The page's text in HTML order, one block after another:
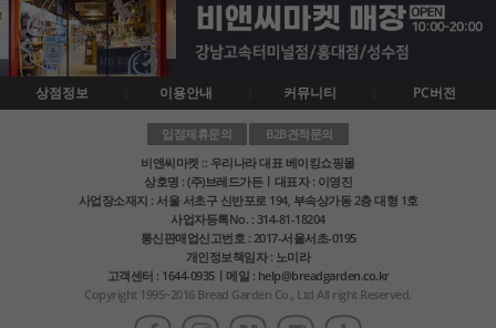
상점정보 이용안내 커뮤니티 PC버전
입점제휴문의
B2B견적문의
비앤씨마켓 :: 우리나라 대표 베이킹쇼핑몰
상호명 : (주)브레드가든ㅣ대표자 : 이영진
사업장소재지 : 서울 서초구 신반포로 194, 부속상가동 2층 대형 1호
사업자등록No. : 314-81-18204
통신판매업신고번호 : 2017-서울서초-0195
개인정보책임자 : 노미라
고객센터 : 1644-0935ㅣ메일 : help@breadgarden.co.kr
Copyright 1995~2016 Bread Garden Co., Ltd All right Reserved.